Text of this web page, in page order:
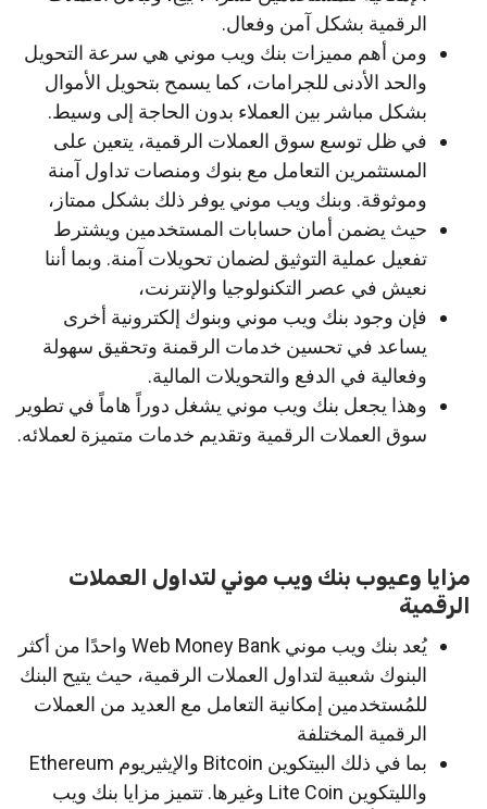
الرقمية بشكل آمن وفعال.
ومن أهم مميزات بنك ويب موني هي سرعة التحويل
والحد الأدنى للجرامات، كما يسمح بتحويل الأموال
بشكل مباشر بين العملاء بدون الحاجة إلى وسيط.
في ظل توسع سوق العملات الرقمية، يتعين على
المستثمرين التعامل مع بنوك ومنصات تداول آمنة
وموثوقة. وبنك ويب موني يوفر ذلك بشكل ممتاز،
حيث يضمن أمان حسابات المستخدمين ويشترط
تفعيل عملية التوثيق لضمان تحويلات آمنة. وبما أننا
نعيش في عصر التكنولوجيا والإنترنت،
فإن وجود بنك ويب موني وبنوك إلكترونية أخرى
يساعد في تحسين خدمات الرقمنة وتحقيق سهولة
وفعالية في الدفع والتحويلات المالية.
وهذا يجعل بنك ويب موني يشغل دوراً هاماً في تطوير
سوق العملات الرقمية وتقديم خدمات متميزة لعملائه.
مزايا وعيوب بنك ويب موني لتداول العملات
الرقمية
يُعد بنك ويب موني Web Money Bank واحدًا من أكثر
البنوك شعبية لتداول العملات الرقمية، حيث يتيح البنك
للمُستخدمين إمكانية التعامل مع العديد من العملات
الرقمية المختلفة
بما في ذلك البيتكوين Bitcoin والإيثيريوم Ethereum
والليتكوين Lite Coin وغيرها. تتميز مزايا بنك ويب